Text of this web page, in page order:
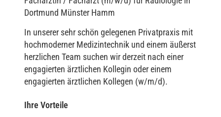
Dortmund Münster Hamm
In unserer sehr schön gelegenen Privatpraxis mit
hochmoderner Medizintechnik und einem äußerst
herzlichen Team suchen wir derzeit nach einer
engagierten ärztlichen Kollegin oder einem
engagierten ärztlichen Kollegen (w/m/d).
Ihre Vorteile